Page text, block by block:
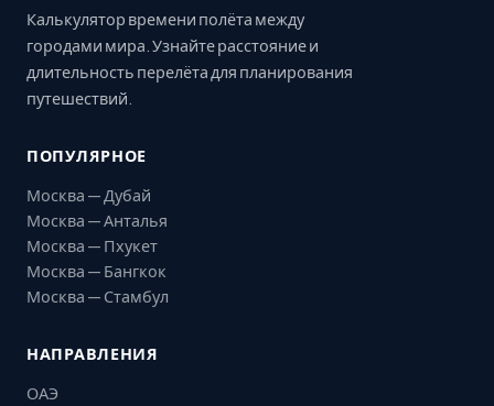
Калькулятор времени полёта между
городами мира. Узнайте расстояние и
длительность перелёта для планирования
путешествий.
ПОПУЛЯРНОЕ
Москва — Дубай
Москва — Анталья
Москва — Пхукет
Москва — Бангкок
Москва — Стамбул
НАПРАВЛЕНИЯ
ОАЭ